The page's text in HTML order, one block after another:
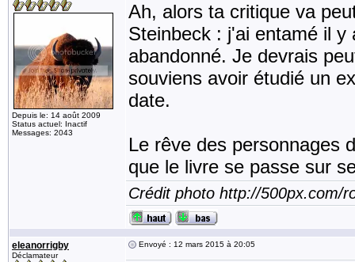
Depuis le: 14 août 2009
Status actuel: Inactif
Messages: 2043
Ah, alors ta critique va
Steinbeck : j'ai entamé il
abandonné. Je devrais
souviens avoir étudié un
date.
Le rêve des personnages
que le livre se passe sur
Crédit photo http://500px.com/
eleanorrigby
Déclamateur
Envoyé : 12 mars 2015 à 20:05